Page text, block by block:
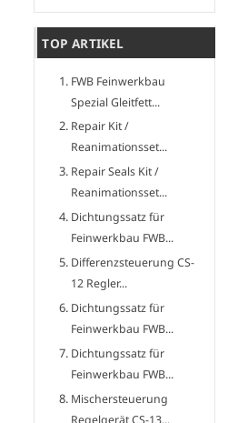
TOP ARTIKEL
FWB Feinwerkbau
Spezial Gleitfett...
Repair Kit /
Reanimationsset...
Repair Seals Kit /
Reanimationsset...
Dichtungssatz für
Feinwerkbau FWB...
Differenzsteuerung CS-
12 Regler...
Dichtungssatz für
Feinwerkbau FWB...
Dichtungssatz für
Feinwerkbau FWB...
Mischersteuerung
Regelgerät CS-13...